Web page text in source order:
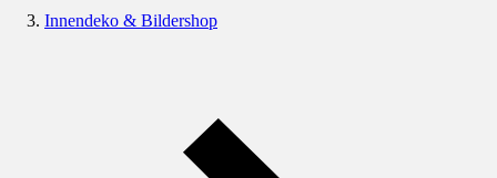
Innendeko & Bildershop